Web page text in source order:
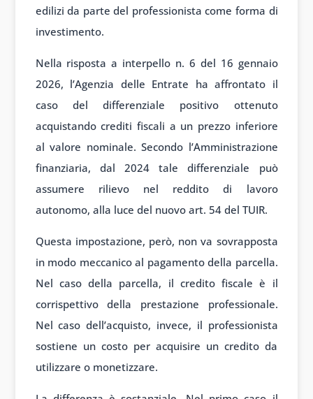
edilizi da parte del professionista come forma di
investimento.
Nella risposta a interpello n. 6 del 16 gennaio
2026, l’Agenzia delle Entrate ha affrontato il
caso del differenziale positivo ottenuto
acquistando crediti fiscali a un prezzo inferiore
al valore nominale. Secondo l’Amministrazione
finanziaria, dal 2024 tale differenziale può
assumere rilievo nel reddito di lavoro
autonomo, alla luce del nuovo art. 54 del TUIR.
Questa impostazione, però, non va sovrapposta
in modo meccanico al pagamento della parcella.
Nel caso della parcella, il credito fiscale è il
corrispettivo della prestazione professionale.
Nel caso dell’acquisto, invece, il professionista
sostiene un costo per acquisire un credito da
utilizzare o monetizzare.